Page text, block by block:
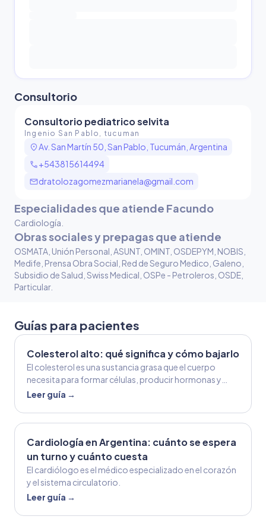
Consultorio
Consultorio pediatrico selvita
Ingenio San Pablo, tucuman
location_onAv. San Martín 50, San Pablo, Tucumán, Argentina
call+543815614494
maildratolozagomezmarianela@gmail.com
Especialidades que atiende Facundo
Cardiología
Obras sociales y prepagas que atiende
OSMATA, Unión Personal, ASUNT, OMINT, OSDEPYM, NOBIS,
Medife, Prensa Obra Social, Red de Seguro Medico, Galeno,
Subsidio de Salud, Swiss Medical, OSPe - Petroleros, OSDE,
Particular.
Guías para pacientes
Colesterol alto: qué significa y cómo bajarlo
El colesterol es una sustancia grasa que el cuerpo
necesita para formar células, producir hormonas y
cumplir otras funciones importantes.
Leer guía →
Cardiología en Argentina: cuánto se espera
un turno y cuánto cuesta
El cardiólogo es el médico especializado en el corazón
y el sistema circulatorio.
Leer guía →